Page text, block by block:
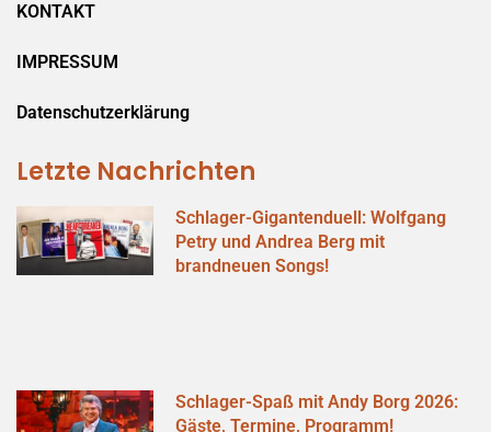
KONTAKT
IMPRESSUM
Datenschutzerklärung
Letzte Nachrichten
Schlager-Gigantenduell: Wolfgang
Petry und Andrea Berg mit
brandneuen Songs!
Schlager-Spaß mit Andy Borg 2026:
Gäste, Termine, Programm!